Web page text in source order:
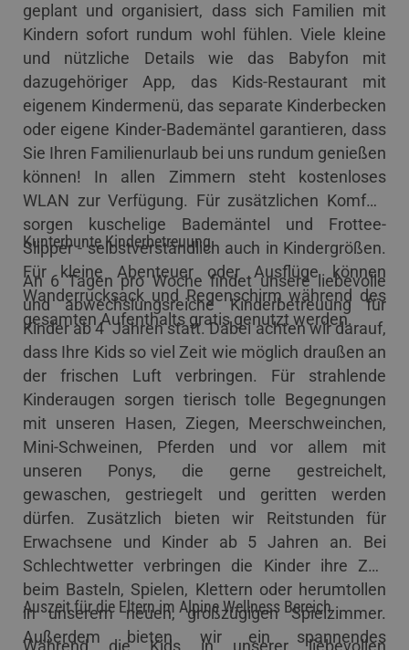
geplant und organisiert, dass sich Familien mit
Kindern sofort rundum wohl fühlen. Viele kleine
und nützliche Details wie das Babyfon mit
dazugehöriger App, das Kids-Restaurant mit
eigenem Kindermenü, das separate Kinderbecken
oder eigene Kinder-Bademäntel garantieren, dass
Sie Ihren Familienurlaub bei uns rundum genießen
können! In allen Zimmern steht kostenloses
WLAN zur Verfügung. Für zusätzlichen Komfort
sorgen kuschelige Bademäntel und Frottee-
Slipper - selbstverständlich auch in Kindergrößen.
Für kleine Abenteuer oder Ausflüge können
Wanderrucksack und Regenschirm während des
gesamten Aufenthalts gratis genutzt werden.
Kunterbunte Kinderbetreuung
An 6 Tagen pro Woche findet unsere liebevolle
und abwechslungsreiche Kinderbetreuung für
Kinder ab 4 Jahren statt. Dabei achten wir darauf,
dass Ihre Kids so viel Zeit wie möglich draußen an
der frischen Luft verbringen. Für strahlende
Kinderaugen sorgen tierisch tolle Begegnungen
mit unseren Hasen, Ziegen, Meerschweinchen,
Mini-Schweinen, Pferden und vor allem mit
unseren Ponys, die gerne gestreichelt,
gewaschen, gestriegelt und geritten werden
dürfen. Zusätzlich bieten wir Reitstunden für
Erwachsene und Kinder ab 5 Jahren an. Bei
Schlechtwetter verbringen die Kinder ihre Zeit
beim Basteln, Spielen, Klettern oder herumtollen
in unserem neuen, großzügigen Spielzimmer.
Außerdem bieten wir ein spannendes
Auszeit für die Eltern im Alpine Wellness Bereich
Während die Kids in unserer liebevollen